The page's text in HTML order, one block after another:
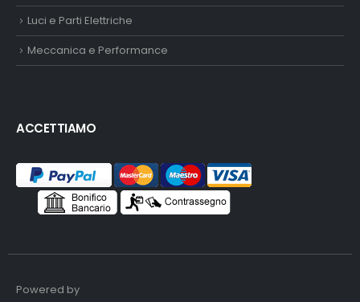
Luci e Parti Elettriche
Meccanica e Performance
ACCETTIAMO
Powered by